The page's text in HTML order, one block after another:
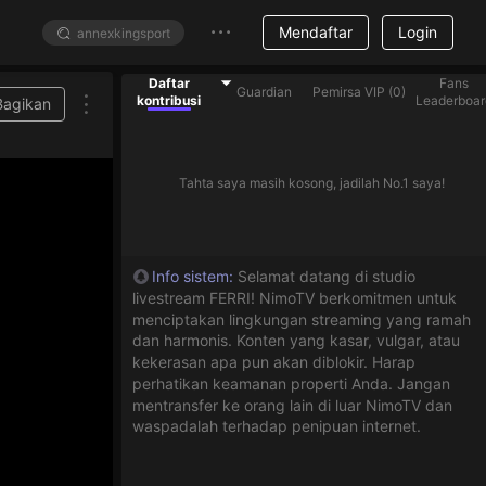
Mendaftar Login
Daftar
kontribusi
Guardian Pemirsa VIP (0)
Fans
Tahta saya masih kosong, jadilah No.1 saya!
Info sistem: Selamat datang di studio
livestream FERRI! NimoTV berkomitmen untuk
menciptakan lingkungan streaming yang ramah
dan harmonis. Konten yang kasar, vulgar, atau
kekerasan apa pun akan diblokir. Harap
perhatikan keamanan properti Anda. Jangan
mentransfer ke orang lain di luar NimoTV dan
waspadalah terhadap penipuan internet.